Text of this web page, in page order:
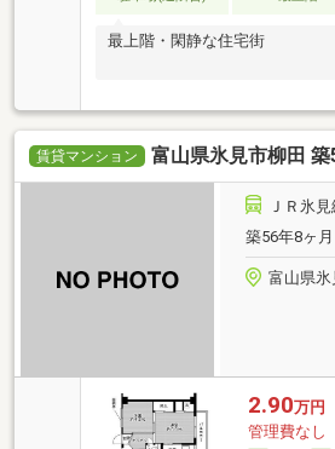
最上階・閑静な住宅街
賃貸マンション 富山県氷見市柳田
ＪＲ氷
築56年8ヶ
富山県氷
2.90万円
管理費なし